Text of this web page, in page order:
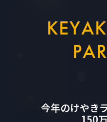
今年のけやき